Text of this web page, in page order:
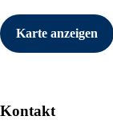
Karte anzeigen
Kontakt